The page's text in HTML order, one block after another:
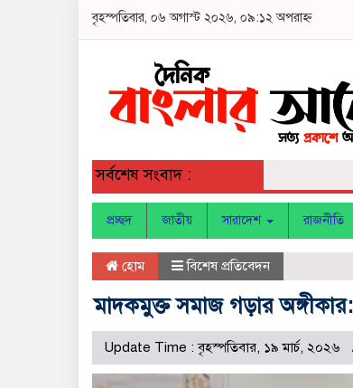
বৃহস্পতিবার, ০৬ অগাস্ট ২০২৬, ০৯:১২ অপরাহ্ন
সর্বশেষ সংবাদ :
প্রচ্ছদ জাতীয় সারাদেশ রাজনীতি
হোম বিশেষ প্রতিবেদন
মাদকমুক্ত সমাজ গড়ার
Update Time : বৃহস্পতিবার, ১৯ মার্চ, ২০২৬